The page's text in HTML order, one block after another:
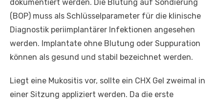
dokumentiert werden. Die Blutung auf Sondierung
(BOP) muss als Schlüsselparameter für die klinische
Diagnostik periimplantärer Infektionen angesehen
werden. Implantate ohne Blutung oder Suppuration
können als gesund und stabil bezeichnet werden.
Liegt eine Mukositis vor, sollte ein CHX Gel zweimal in
einer Sitzung appliziert werden. Da die erste